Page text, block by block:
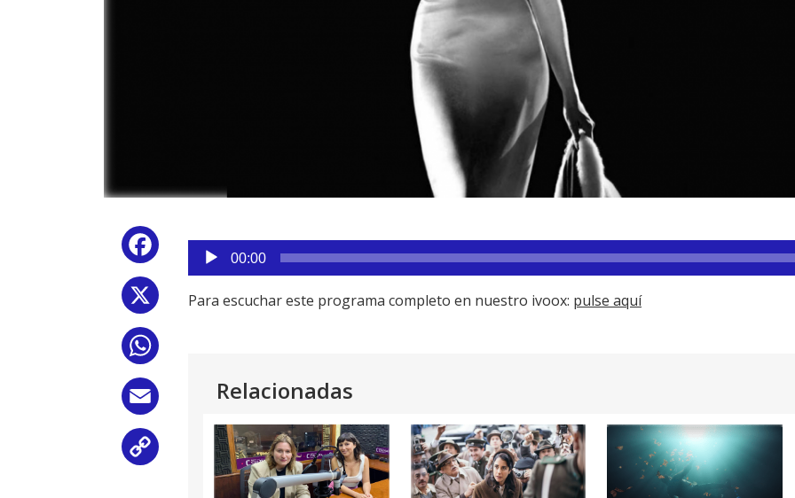
Facebook
Reproductor
audio
00:00
Para escuchar este programa completo en nuestro ivoox: pulse aquí
Relacionadas